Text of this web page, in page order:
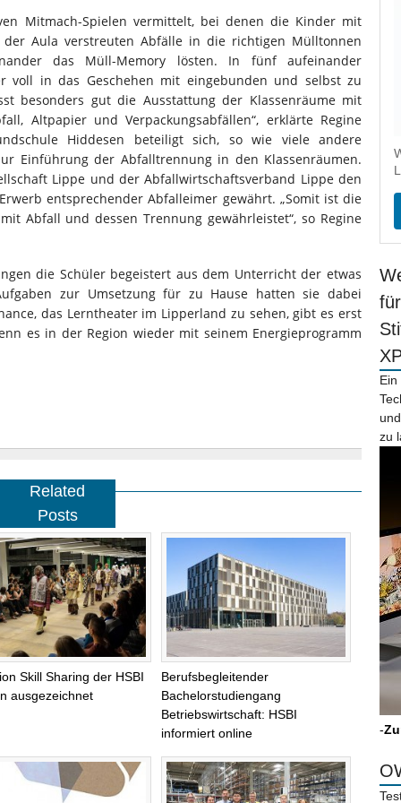
Mitmach-Spielen vermittelt, bei denen die Kinder mit
Aula verstreuten Abfälle in die richtigen Mülltonnen
das Müll-Memory lösten. In fünf aufeinander
voll in das Geschehen mit eingebunden und selbst zu
besonders gut die Ausstattung der Klassenräume mit
Altpapier und Verpackungsabfällen“, erklärte Regine
Hiddesen beteiligt sich, so wie viele andere
Einführung der Abfalltrennung in den Klassenräumen.
Lippe und der Abfallwirtschaftsverband Lippe den
entsprechender Abfalleimer gewährt. „Somit ist die
Abfall und dessen Trennung gewährleistet“, so Regine
die Schüler begeistert aus dem Unterricht der etwas
zur Umsetzung für zu Hause hatten sie dabei
das Lerntheater im Lipperland zu sehen, gibt es erst
es in der Region wieder mit seinem Energieprogramm
Related
Posts
Skill Sharing der HSBI
ausgezeichnet
Berufsbegleitender
Bachelorstudiengang
Betriebswirtschaft: HSBI
informiert online
zu
-